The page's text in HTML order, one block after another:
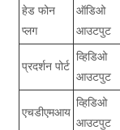
हेड फोन
प्लग
ऑडिओ
आउटपुट
प्रदर्शन पोर्ट
व्हिडिओ
आउटपुट
एचडीएमआय
व्हिडिओ
आउटपुट